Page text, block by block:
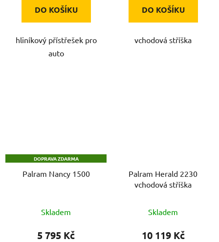
DO KOŠÍKU
hliníkový přístřešek pro
auto
DO KOŠÍKU
vchodová stříška
DOPRAVA ZDARMA
Palram Nancy 1500
Skladem
5 795 Kč
Palram Herald 2230
vchodová stříška
Skladem
10 119 Kč